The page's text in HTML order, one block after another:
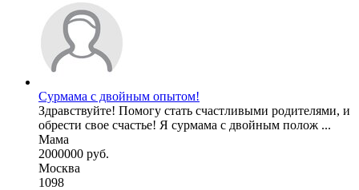
Сурмама с двойным опытом!
Здравствуйте! Помогу стать счастливыми родителями, и
обрести свое счастье! Я сурмама с двойным полож ...
Мама
2000000 руб.
Москва
1098